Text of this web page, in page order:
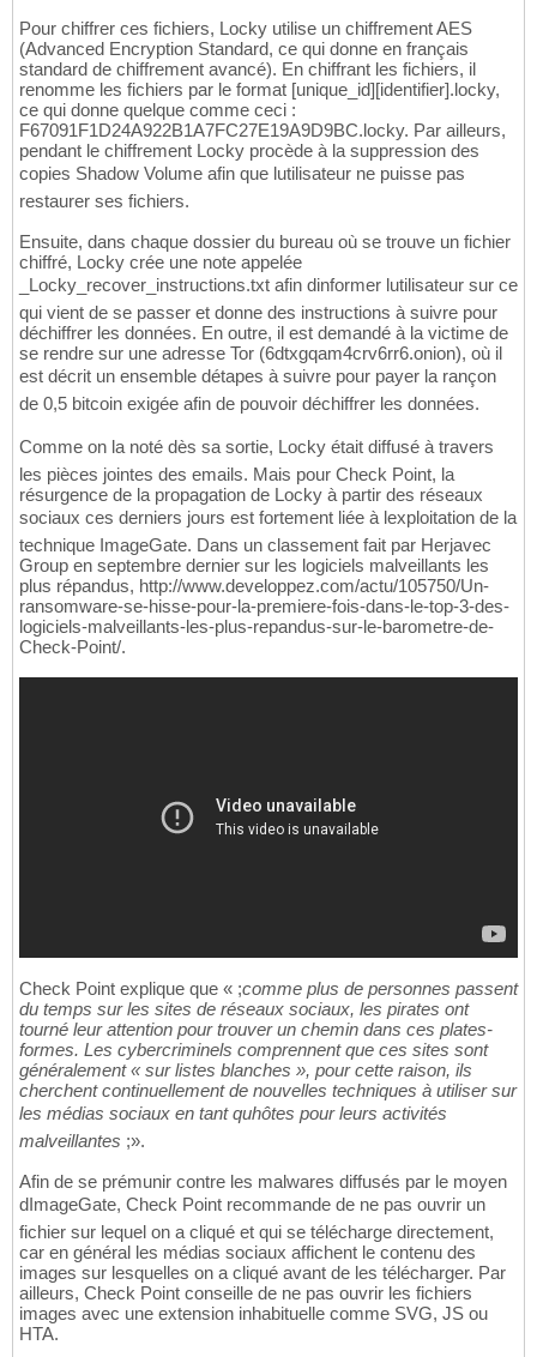
Pour chiffrer ces fichiers, Locky utilise un chiffrement AES
(Advanced Encryption Standard, ce qui donne en français
standard de chiffrement avancé). En chiffrant les fichiers, il
renomme les fichiers par le format [unique_id][identifier].locky,
ce qui donne quelque comme ceci :
F67091F1D24A922B1A7FC27E19A9D9BC.locky. Par ailleurs,
pendant le chiffrement Locky procède à la suppression des
copies Shadow Volume afin que lutilisateur ne puisse pas
restaurer ses fichiers.
Ensuite, dans chaque dossier du bureau où se trouve un fichier
chiffré, Locky crée une note appelée
_Locky_recover_instructions.txt afin dinformer lutilisateur sur ce
qui vient de se passer et donne des instructions à suivre pour
déchiffrer les données. En outre, il est demandé à la victime de
se rendre sur une adresse Tor (6dtxgqam4crv6rr6.onion), où il
est décrit un ensemble détapes à suivre pour payer la rançon
de 0,5 bitcoin exigée afin de pouvoir déchiffrer les données.
Comme on la noté dès sa sortie, Locky était diffusé à travers
les pièces jointes des emails. Mais pour Check Point, la
résurgence de la propagation de Locky à partir des réseaux
sociaux ces derniers jours est fortement liée à lexploitation de la
technique ImageGate. Dans un classement fait par Herjavec
Group en septembre dernier sur les logiciels malveillants les
plus répandus, http://www.developpez.com/actu/105750/Un-
ransomware-se-hisse-pour-la-premiere-fois-dans-le-top-3-des-
logiciels-malveillants-les-plus-repandus-sur-le-barometre-de-
Check-Point/.
Check Point explique que « ;comme plus de personnes passent
du temps sur les sites de réseaux sociaux, les pirates ont
tourné leur attention pour trouver un chemin dans ces plates-
formes. Les cybercriminels comprennent que ces sites sont
généralement « sur listes blanches », pour cette raison, ils
cherchent continuellement de nouvelles techniques à utiliser sur
les médias sociaux en tant quhôtes pour leurs activités
malveillantes ;».
Afin de se prémunir contre les malwares diffusés par le moyen
dImageGate, Check Point recommande de ne pas ouvrir un
fichier sur lequel on a cliqué et qui se télécharge directement,
car en général les médias sociaux affichent le contenu des
images sur lesquelles on a cliqué avant de les télécharger. Par
ailleurs, Check Point conseille de ne pas ouvrir les fichiers
images avec une extension inhabituelle comme SVG, JS ou
HTA.